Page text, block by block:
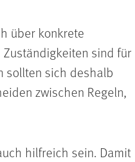
über konkrete
sind für
sollten sich deshalb
zwischen Regeln,
hilfreich sein. Damit